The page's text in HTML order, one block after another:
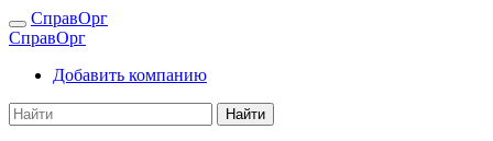
СправОрг
СправОрг
Добавить компанию
Найти